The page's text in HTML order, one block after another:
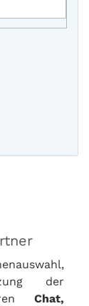
der
Chat,